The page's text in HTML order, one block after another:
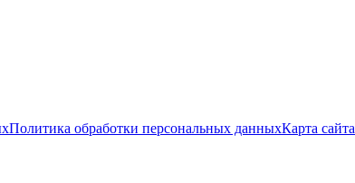
Политика обработки персональных данныхКарта сайта